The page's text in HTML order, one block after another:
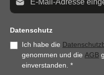
Datenschutz
Ich habe die
genommen und die AGB
einverstanden. *